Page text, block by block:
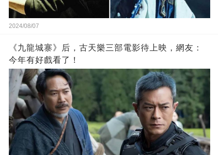
2024/08/07
《九龍城寨》后，古天樂三部電影待上映，網友：
今年有好戲看了！